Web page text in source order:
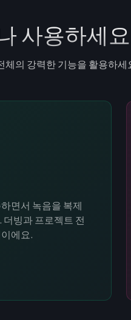
사용하세요
체의 강력한 기능을 활용하세
면서 녹음을 복제
빙과 프로젝트 전
에요.